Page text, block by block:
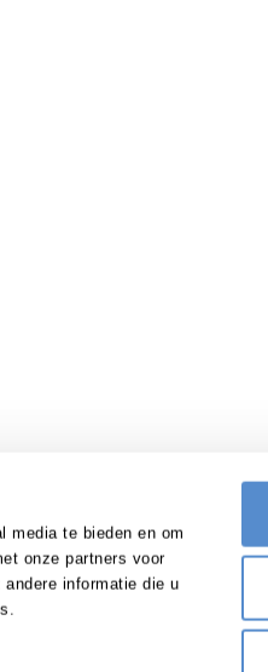
media te bieden en om
onze partners voor
informatie die u